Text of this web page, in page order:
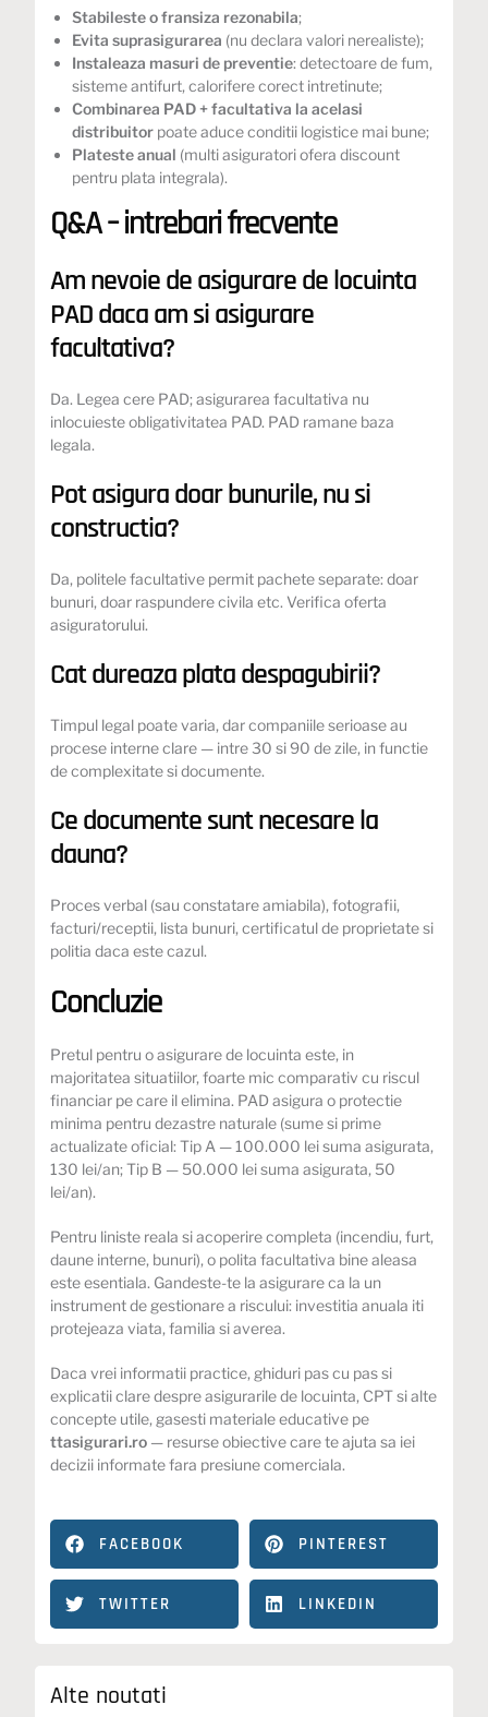
Stabileste o fransiza rezonabila;
Evita suprasigurarea (nu declara valori nerealiste);
Instaleaza masuri de preventie: detectoare de fum,
sisteme antifurt, calorifere corect intretinute;
Combinarea PAD + facultativa la acelasi
distribuitor poate aduce conditii logistice mai bune;
Plateste anual (multi asiguratori ofera discount
pentru plata integrala).
Q&A – intrebari frecvente
Am nevoie de asigurare de locuinta
PAD daca am si asigurare
facultativa?
Da. Legea cere PAD; asigurarea facultativa nu
inlocuieste obligativitatea PAD. PAD ramane baza
legala.
Pot asigura doar bunurile, nu si
constructia?
Da, politele facultative permit pachete separate: doar
bunuri, doar raspundere civila etc. Verifica oferta
asiguratorului.
Cat dureaza plata despagubirii?
Timpul legal poate varia, dar companiile serioase au
procese interne clare — intre 30 si 90 de zile, in functie
de complexitate si documente.
Ce documente sunt necesare la
dauna?
Proces verbal (sau constatare amiabila), fotografii,
facturi/receptii, lista bunuri, certificatul de proprietate si
politia daca este cazul.
Concluzie
Pretul pentru o asigurare de locuinta este, in
majoritatea situatiilor, foarte mic comparativ cu riscul
financiar pe care il elimina. PAD asigura o protectie
minima pentru dezastre naturale (sume si prime
actualizate oficial: Tip A — 100.000 lei suma asigurata,
130 lei/an; Tip B — 50.000 lei suma asigurata, 50
lei/an).
Pentru liniste reala si acoperire completa (incendiu, furt,
daune interne, bunuri), o polita facultativa bine aleasa
este esentiala. Gandeste-te la asigurare ca la un
instrument de gestionare a riscului: investitia anuala iti
protejeaza viata, familia si averea.
Daca vrei informatii practice, ghiduri pas cu pas si
explicatii clare despre asigurarile de locuinta, CPT si alte
concepte utile, gasesti materiale educative pe
ttasigurari.ro — resurse obiective care te ajuta sa iei
decizii informate fara presiune comerciala.
FACEBOOK PINTEREST
TWITTER LINKEDIN
Alte noutati